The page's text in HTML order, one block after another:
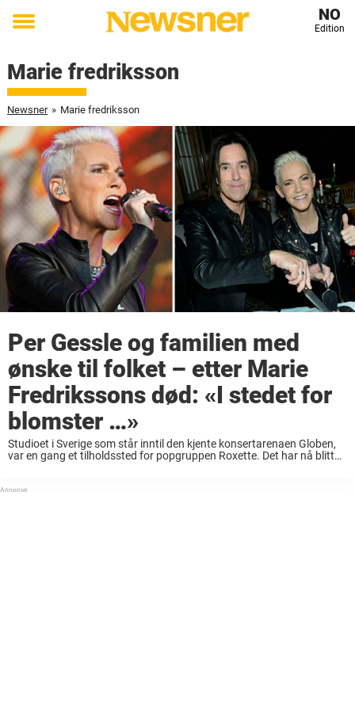
Toggle
NO
Edition
Marie fredriksson
Newsner » Marie fredriksson
Per Gessle og familien med
ønske til folket – etter Marie
Fredrikssons død: «I stedet for
blomster …»
Studioet i Sverige som står inntil den kjente konsertarenaen Globen,
var en gang et tilholdssted for popgruppen Roxette. Det har nå blitt